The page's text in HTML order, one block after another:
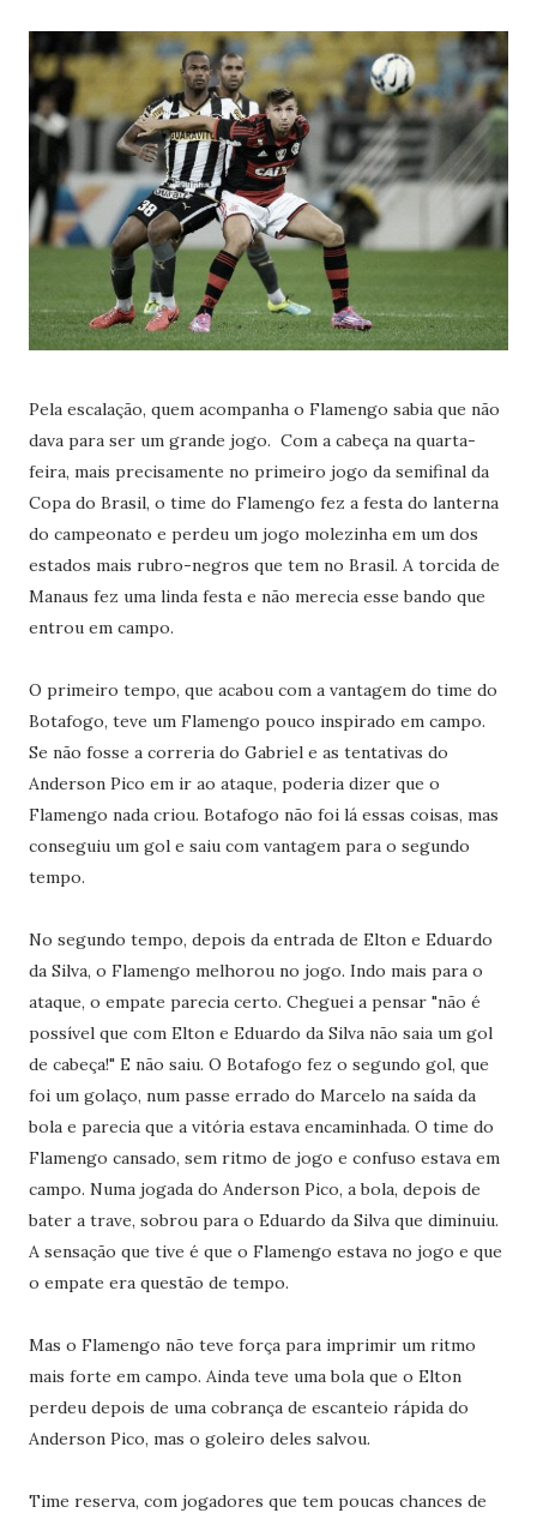
Pela escalação, quem acompanha o Flamengo sabia que não
dava para ser um grande jogo. Com a cabeça na quarta-
feira, mais precisamente no primeiro jogo da semifinal da
Copa do Brasil, o time do Flamengo fez a festa do lanterna
do campeonato e perdeu um jogo molezinha em um dos
estados mais rubro-negros que tem no Brasil. A torcida de
Manaus fez uma linda festa e não merecia esse bando que
entrou em campo.
O primeiro tempo, que acabou com a vantagem do time do
Botafogo, teve um Flamengo pouco inspirado em campo.
Se não fosse a correria do Gabriel e as tentativas do
Anderson Pico em ir ao ataque, poderia dizer que o
Flamengo nada criou. Botafogo não foi lá essas coisas, mas
conseguiu um gol e saiu com vantagem para o segundo
tempo.
No segundo tempo, depois da entrada de Elton e Eduardo
da Silva, o Flamengo melhorou no jogo. Indo mais para o
ataque, o empate parecia certo. Cheguei a pensar "não é
possível que com Elton e Eduardo da Silva não saia um gol
de cabeça!" E não saiu. O Botafogo fez o segundo gol, que
foi um golaço, num passe errado do Marcelo na saída da
bola e parecia que a vitória estava encaminhada. O time do
Flamengo cansado, sem ritmo de jogo e confuso estava em
campo. Numa jogada do Anderson Pico, a bola, depois de
bater a trave, sobrou para o Eduardo da Silva que diminuiu.
A sensação que tive é que o Flamengo estava no jogo e que
o empate era questão de tempo.
Mas o Flamengo não teve força para imprimir um ritmo
mais forte em campo. Ainda teve uma bola que o Elton
perdeu depois de uma cobrança de escanteio rápida do
Anderson Pico, mas o goleiro deles salvou.
Time reserva, com jogadores que tem poucas chances de